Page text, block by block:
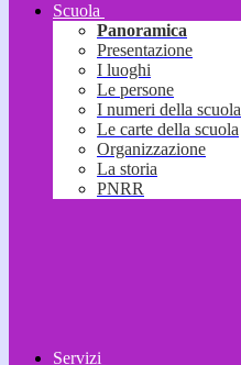
Scuola
Panoramica
Presentazione
I luoghi
Le persone
I numeri della scuola
Le carte della scuola
Organizzazione
La storia
PNRR
Servizi